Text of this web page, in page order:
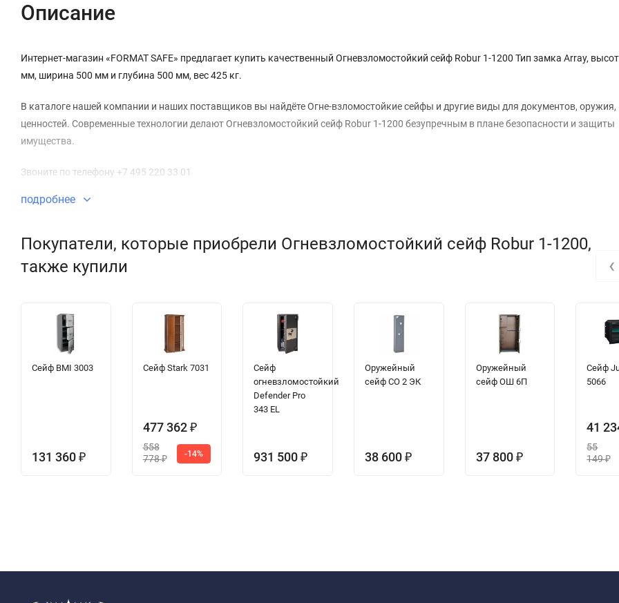
Описание
Интернет-магазин «FORMAT SAFE» предлагает купить качественный Огневзломостойкий сейф Robur 1-1200 Тип замка Array,
мм, ширина 500 мм и глубина 500 мм, вес 425 кг.
В каталоге нашей компании и наших поставщиков вы найдёте Огне-взломостойкие сейфы и другие виды для документов, оружия,
ценностей. Современные технологии делают Огневзломостойкий сейф Robur 1-1200 безупречным в плане безопасности и защиты
имущества.
Звоните по телефону +7 495 220 33 01
подробнее
Покупатели, которые приобрели Огневзломостойкий сейф Robur 1-1200,
также купили
Сейф BMI 3003
131 360 ₽
Сейф Stark 7031
477 362 ₽
558
778₽
-14%
Сейф
огневзломостойкий
Defender Pro
343 EL
931 500₽
Оружейный
сейф СО 2 ЭК
38 600 ₽
Оружейный
сейф ОШ 6П
37 800 ₽
Сейф
5066
41
55
149₽
‹